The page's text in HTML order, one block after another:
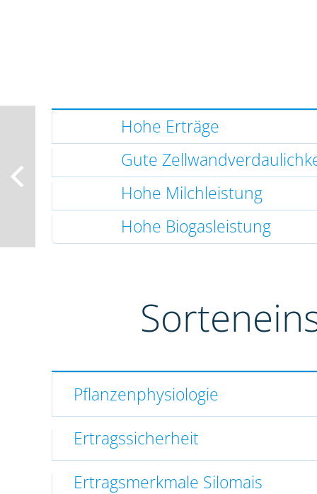
Hohe Erträge
Gute
Hohe Milchleistung
Hohe Biogasleistung
Pflanzenphysiologie
Ertragssicherheit
Ertragsmerkmale Silomais